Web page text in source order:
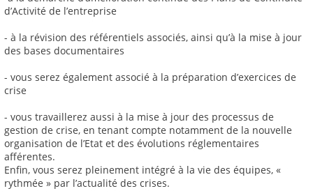
d’Activité de l’entreprise
- à la révision des référentiels associés, ainsi qu’à la mise à jour
des bases documentaires
- vous serez également associé à la préparation d’exercices de
crise
- vous travaillerez aussi à la mise à jour des processus de
gestion de crise, en tenant compte notamment de la nouvelle
organisation de l’Etat et des évolutions réglementaires
afférentes.
Enfin, vous serez pleinement intégré à la vie des équipes, «
rythmée » par l’actualité des crises.